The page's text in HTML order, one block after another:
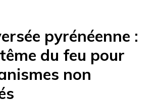
pyrénéenne :
du feu pour
non